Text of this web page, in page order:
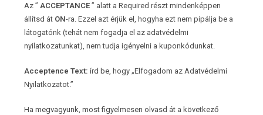
Az ” ACCEPTANCE ” alatt a Required részt mindenképpen
állítsd át ON-ra. Ezzel azt érjük el, hogyha ezt nem pipálja be a
látogatónk (tehát nem fogadja el az adatvédelmi
nyilatkozatunkat), nem tudja igényelni a kuponkódunkat.
Acceptence Text: írd be, hogy „Elfogadom az Adatvédelmi
Nyilatkozatot.”
Ha megvagyunk, most figyelmesen olvasd át a következő